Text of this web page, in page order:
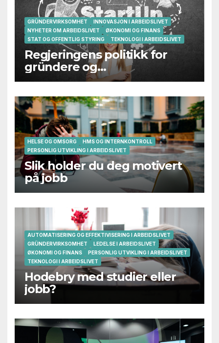
GRÜNDERVIRKSOMHET
INNOVASJON I ARBEIDSLIVET
NYHETER OM ARBEIDSLIVET
ØKONOMI OG FINANS
STAT OG OFFENTLIG STYRING
TEKNOLOGI I ARBEIDSLIVET
Regjeringens politikk for
gründere og
oppstartsbedrifter svikter
HELSE OG OMSORG
HMS OG INTERNKONTROLL
PERSONLIG UTVIKLING I ARBEIDSLIVET
Slik holder du deg motivert
på jobb
AUTOMATISERING OG EFFEKTIVISERING I ARBEIDSLIVET
GRÜNDERVIRKSOMHET
LEDELSE I ARBEIDSLIVET
ØKONOMI OG FINANS
PERSONLIG UTVIKLING I ARBEIDSLIVET
TEKNOLOGI I ARBEIDSLIVET
Hodebry med studier eller
jobb?